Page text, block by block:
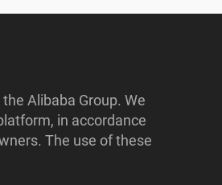
Alibaba Group. We
in accordance
The use of these